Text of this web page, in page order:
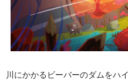
川にかかるビーバーのダムをハ